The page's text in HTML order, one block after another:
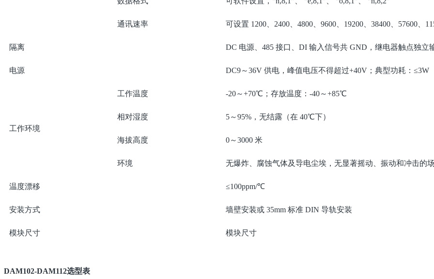
通讯速率 可设置 1200、2400、4800、9600、19200、38400、57600、
隔离 DC 电源、485 接口、DI 输入信号共 GND，继电器触点独立
电源 DC9～36V 供电，峰值电压不得超过+40V；典型功耗：≤3W
工作环境
工作温度 -20～+70℃；存放温度：-40～+85℃
相对湿度 5～95%，无结露（在 40℃下）
海拔高度 0～3000 米
环境 无爆炸、腐蚀气体及导电尘埃，无显著摇动、振动和冲击的
温度漂移 ≤100ppm/℃
安装方式 墙壁安装或 35mm 标准 DIN 导轨安装
模块尺寸 模块尺寸
DAM102-DAM112选型表